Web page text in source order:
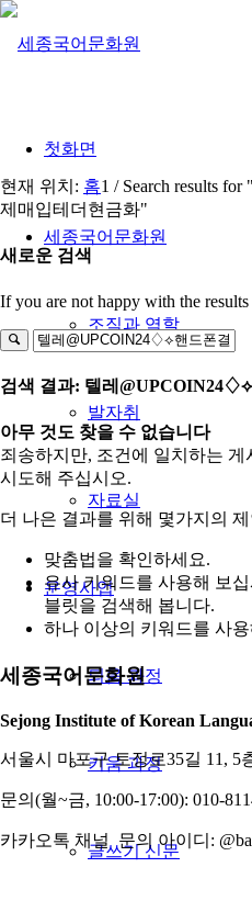
첫화면
세종국어문화원
조직과 역할
발자취
자료실
운영사업
틔움 과정
키움 과정
글쓰기 신문
현재 위치: 홈1 / Search results
제매입테더현금화"
새로운 검색
If you are not happy with the
검색 결과: 텔레
아무 것도 찾을 수 없습니다
죄송하지만, 조건에 일치하는
시도해 주십시오.
더 나은 결과를 위해 몇가지의
맞춤법을 확인하세요.
유사 키워드를 사용해 보
블릿을 검색해 봅니다.
하나 이상의 키워드를 사
세종국어문화원
Sejong Institute of Korean
서울시 마포구 토정로35길 11, 5
문의(월~금, 10:00-17:00): 010-
카카오톡 채널 문의 아이디: